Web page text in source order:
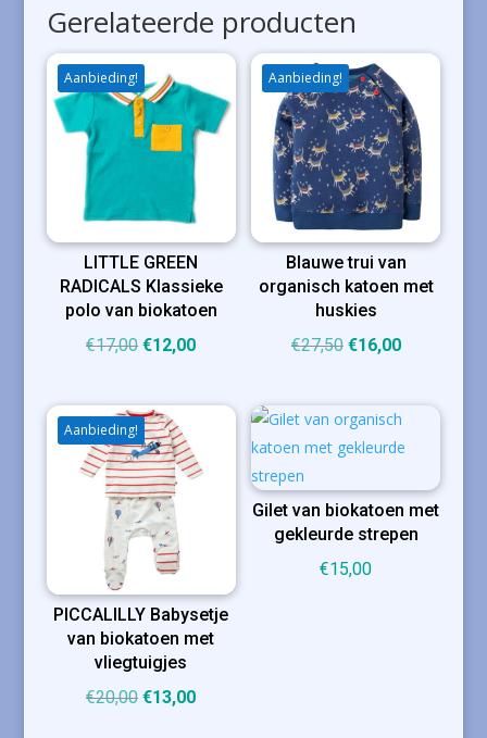
Gerelateerde producten
Aanbieding!
LITTLE GREEN
RADICALS Klassieke
polo van biokatoen
€17,00 Oorspronkelijke
was:
€17,00.
€12,00Huidige
is:
Aanbieding!
Blauwe trui van
organisch katoen met
huskies
€27,50 Oorspronkelijke
€27,50.
€16,00Huidige
€16,00.
Aanbieding!
PICCALILLY Babysetje
van biokatoen met
vliegtuigjes
€20,00 Oorspronkelijke
€13,00Huidige
Gilet van biokatoen met
gekleurde strepen
€15,00